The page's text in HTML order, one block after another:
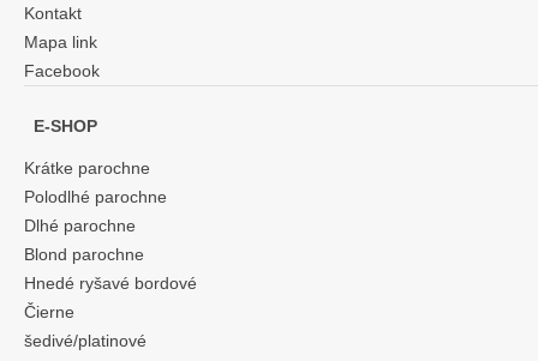
Kontakt
Mapa link
Facebook
E-SHOP
Krátke parochne
Polodlhé parochne
Dlhé parochne
Blond parochne
Hnedé ryšavé bordové
Čierne
šedivé/platinové